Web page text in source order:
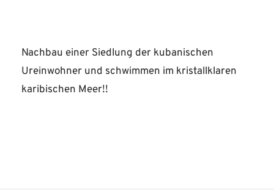
Nachbau einer Siedlung der kubanischen
Ureinwohner und schwimmen im kristallklaren
karibischen Meer!!